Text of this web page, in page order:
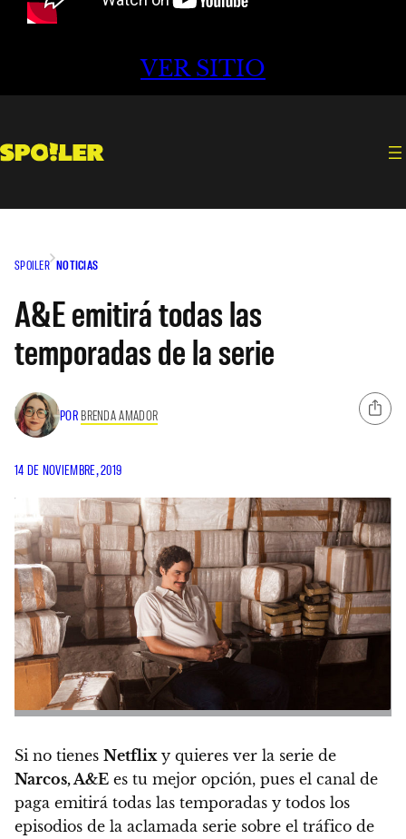
VER SITIO
SPOILER NOTICIAS
A&E emitirá todas las
temporadas de la serie
POR BRENDA AMADOR
14 DE NOVIEMBRE, 2019
Si no tienes Netflix y quieres ver la serie de
Narcos, A&E es tu mejor opción, pues el canal de
paga emitirá todas las temporadas y todos los
episodios de la aclamada serie sobre el tráfico de